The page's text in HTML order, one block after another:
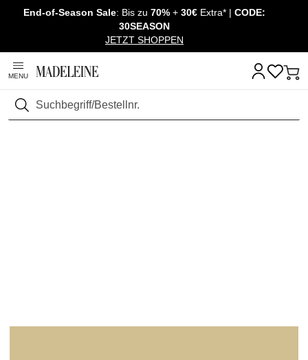
Überspringe Navigation, direkt zum Content
End-of-Season Sale: Bis zu 70% + 30€ Extra* | CODE:
30SEASON
JETZT SHOPPEN
MENU
Suchen